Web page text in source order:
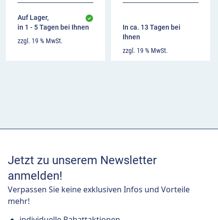
Auf Lager,
in 1 - 5 Tagen bei Ihnen
zzgl. 19 % MwSt.
In ca. 13 Tagen bei
Ihnen
zzgl. 19 % MwSt.
Jetzt zu unserem Newsletter
anmelden!
Verpassen Sie keine exklusiven Infos und Vorteile
mehr!